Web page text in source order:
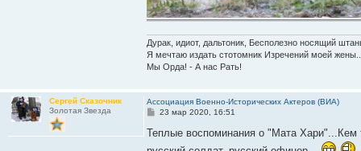
Дурак, идиот, дальтоник, Бесполезно носящий
Я мечтаю издать стотомник Изречений моей
Мы Орда! - А нас Рать!
Сергей Сказочник
Золотая Звезда
Ассоциация Военно-Исторических Актеров (ВИА)
С
о
23 мар 2020, 16:51
Теплые воспоминания о "Мата Хари"...Кем